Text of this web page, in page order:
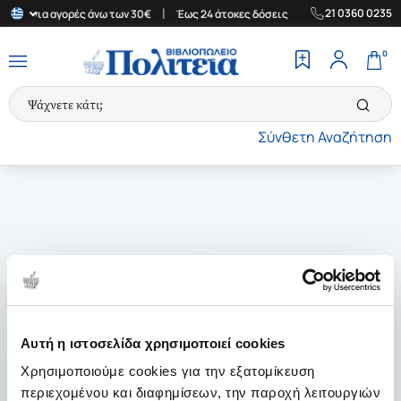
Αυτή η ιστοσελίδα χρησιμοποιεί cookies
Χρησιμοποιούμε cookies για την εξατομίκευση
περιεχομένου και διαφημίσεων, την παροχή λειτουργιών
για αγορές άνω των 30€ Έως 24 άτοκες δόσεις | Δωρεάν
21 0360 0235
Σύνθετη Αναζήτηση
0